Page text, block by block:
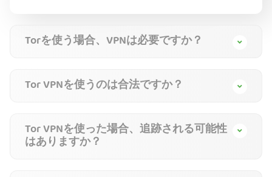
Torを使う場合、VPNは必要ですか？
Tor VPNを使うのは合法ですか？
Tor VPNを使った場合、追跡される可能性
はありますか？